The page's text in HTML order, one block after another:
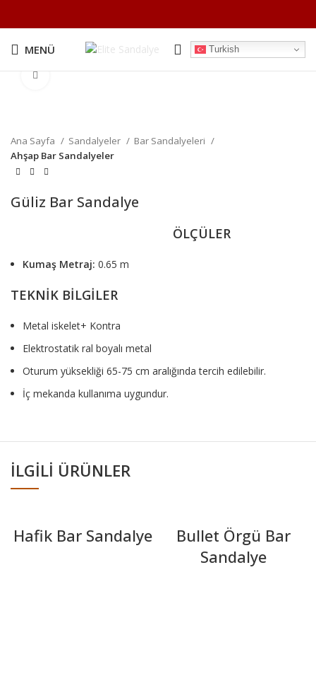
MENÜ Turkish
Büyütmek için tıklayın
Ana Sayfa Sandalyeler
Bar Sandalyeleri
Ahşap Bar Sandalyeler
Güliz Bar Sandalye
ÖLÇÜLER
Kumaş Metraj: 0.65 m
TEKNİK BİLGİLER
Metal iskelet+ Kontra
Elektrostatik ral boyalı metal
Oturum yüksekliği 65-75 cm aralığında tercih edilebilir.
İç mekanda kullanıma uygundur.
İLGILI ÜRÜNLER
Hafik Bar Sandalye
Bullet Örgü Bar
Sandalye